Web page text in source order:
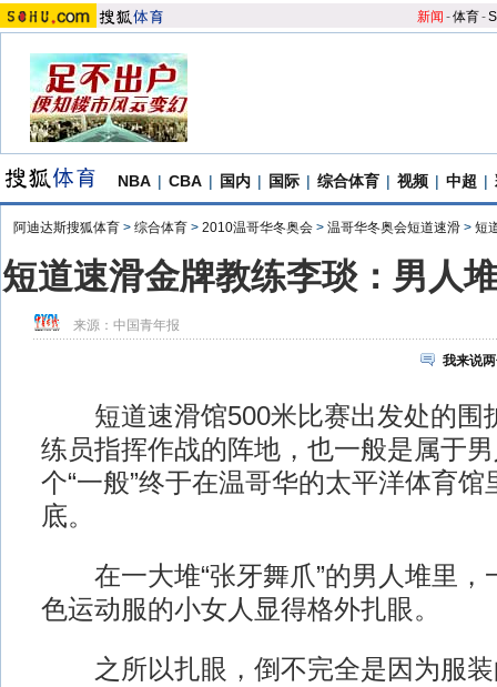
新闻 -体育-S
NBA | CBA | 国内 | 国际 | 综合体育 | 视频 | 中超 |
阿迪达斯搜狐体育 > 综合体育 > 2010温哥华冬奥会 > 温哥华冬奥会短道速滑 > 短
短道速滑金牌教练李琰：男人
来源： 中国青年报
我来说
短道速滑馆500米比赛出发处的围
练员指挥作战的阵地，也一般是属于
个“一般”终于在温哥华的太平洋体育
底。
在一大堆“张牙舞爪”的男人堆里，
色运动服的小女人显得格外扎眼。
之所以扎眼，倒不完全是因为服装